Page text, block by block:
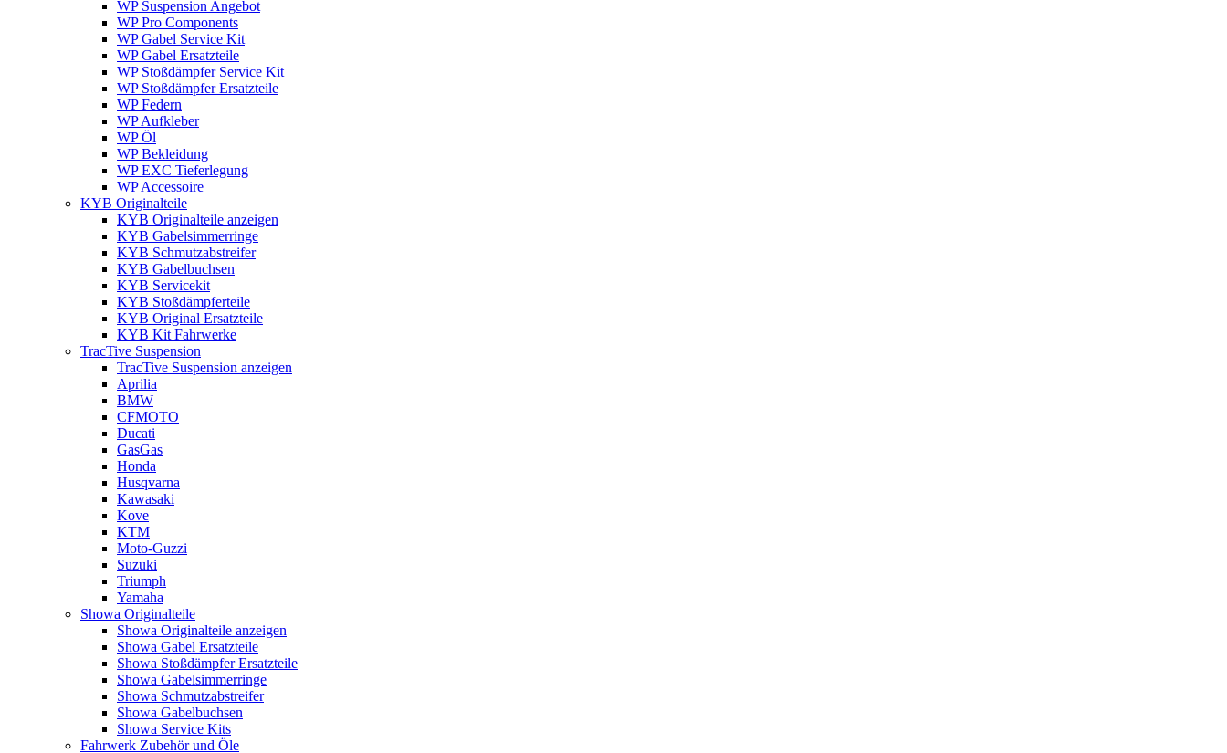
WP Suspension Angebot
WP Pro Components
WP Gabel Service Kit
WP Gabel Ersatzteile
WP Stoßdämpfer Service Kit
WP Stoßdämpfer Ersatzteile
WP Federn
WP Aufkleber
WP Öl
WP Bekleidung
WP EXC Tieferlegung
WP Accessoire
KYB Originalteile
KYB Originalteile anzeigen
KYB Gabelsimmerringe
KYB Schmutzabstreifer
KYB Gabelbuchsen
KYB Servicekit
KYB Stoßdämpferteile
KYB Original Ersatzteile
KYB Kit Fahrwerke
TracTive Suspension
TracTive Suspension anzeigen
Aprilia
BMW
CFMOTO
Ducati
GasGas
Honda
Husqvarna
Kawasaki
Kove
KTM
Moto-Guzzi
Suzuki
Triumph
Yamaha
Showa Originalteile
Showa Originalteile anzeigen
Showa Gabel Ersatzteile
Showa Stoßdämpfer Ersatzteile
Showa Gabelsimmerringe
Showa Schmutzabstreifer
Showa Gabelbuchsen
Showa Service Kits
Fahrwerk Zubehör und Öle